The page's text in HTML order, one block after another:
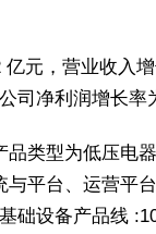
元，营业收入
司净利润增长率
类型为低压电
平台、运营平
础设备产品线